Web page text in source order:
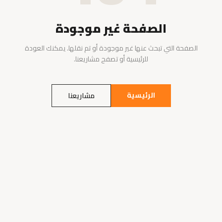
الصفحة غير موجودة
الصفحة التي تبحث عنها غير موجودة أو تم نقلها. يمكنك العودة
للرئيسية أو تصفح مشاريعنا.
الرئيسية مشاريعنا